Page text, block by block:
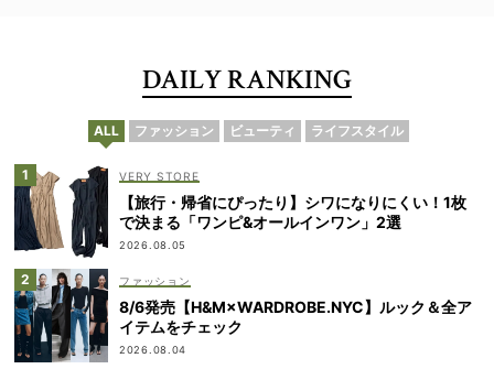
DAILY RANKING
ALL ファッション ビューティ ライフスタイル
VERY STORE
【旅行・帰省にぴったり】シワになりにくい！1枚
で決まる「ワンピ&オールインワン」2選
2026.08.05
ファッション
8/6発売【H&M×WARDROBE.NYC】ルック＆全ア
イテムをチェック
2026.08.04